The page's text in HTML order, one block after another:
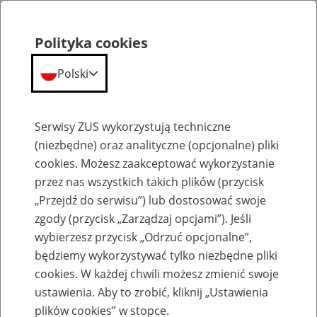
Emerytury
Baza zlikwidowanych lub
przekształconych zakładów pracy
Polityka cookies
Polski
Serwisy ZUS wykorzystują techniczne
(niezbędne) oraz analityczne (opcjonalne) pliki
cookies. Możesz zaakceptować wykorzystanie
przez nas wszystkich takich plików (przycisk
„Przejdź do serwisu”) lub dostosować swoje
zgody (przycisk „Zarządzaj opcjami”). Jeśli
wybierzesz przycisk „Odrzuć opcjonalne”,
będziemy wykorzystywać tylko niezbędne pliki
cookies. W każdej chwili możesz zmienić swoje
ustawienia. Aby to zrobić, kliknij „Ustawienia
plików cookies” w stopce.